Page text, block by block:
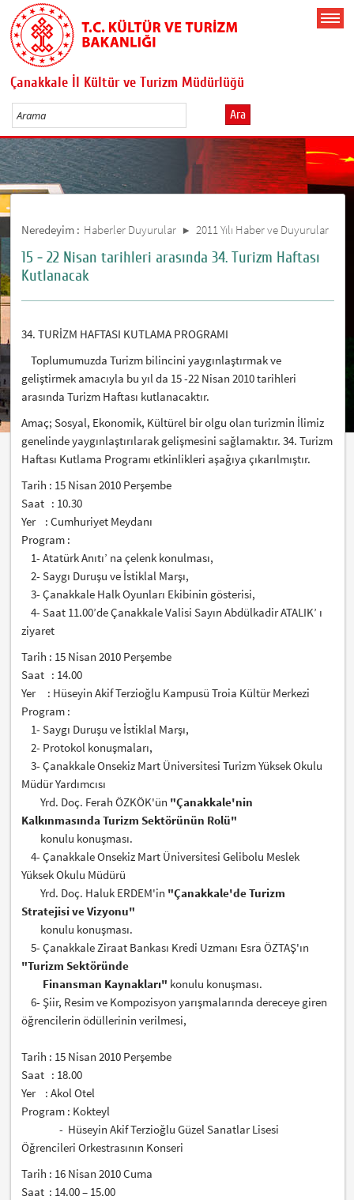
Çanakkale İl Kültür ve Turizm Müdürlüğü
Ara
Neredeyim : Haberler Duyurular 2011 Yılı Haber ve Duyurular
15 - 22 Nisan tarihleri arasında 34. Turizm Haftası
Kutlanacak
34. TURİZM HAFTASI KUTLAMA PROGRAMI
Toplumumuzda Turizm bilincini yaygınlaştırmak ve
geliştirmek amacıyla bu yıl da 15 -22 Nisan 2010 tarihleri
arasında Turizm Haftası kutlanacaktır.
Amaç; Sosyal, Ekonomik, Kültürel bir olgu olan turizmin İlimiz
genelinde yaygınlaştırılarak gelişmesini sağlamaktır. 34. Turizm
Haftası Kutlama Programı etkinlikleri aşağıya çıkarılmıştır.
Tarih : 15 Nisan 2010 Perşembe
Saat : 10.30
Yer : Cumhuriyet Meydanı
Program :
1- Atatürk Anıtı’ na çelenk konulması,
2- Saygı Duruşu ve İstiklal Marşı,
3- Çanakkale Halk Oyunları Ekibinin gösterisi,
4- Saat 11.00’de Çanakkale Valisi Sayın Abdülkadir ATALIK’ ı
ziyaret
Tarih : 15 Nisan 2010 Perşembe
Saat : 14.00
Yer : Hüseyin Akif Terzioğlu Kampusü Troia Kültür Merkezi
Program :
1- Saygı Duruşu ve İstiklal Marşı,
2- Protokol konuşmaları,
3- Çanakkale Onsekiz Mart Üniversitesi Turizm Yüksek Okulu
Müdür Yardımcısı
Yrd. Doç. Ferah ÖZKÖK'ün "Çanakkale'nin
Kalkınmasında Turizm Sektörünün Rolü"
konulu konuşması.
4- Çanakkale Onsekiz Mart Üniversitesi Gelibolu Meslek
Yüksek Okulu Müdürü
Yrd. Doç. Haluk ERDEM'in "Çanakkale'de Turizm
Stratejisi ve Vizyonu"
konulu konuşması.
5- Çanakkale Ziraat Bankası Kredi Uzmanı Esra ÖZTAŞ'ın
"Turizm Sektöründe
Finansman Kaynakları" konulu konuşması.
6- Şiir, Resim ve Kompozisyon yarışmalarında dereceye giren
öğrencilerin ödüllerinin verilmesi,
Tarih : 15 Nisan 2010 Perşembe
Saat : 18.00
Yer : Akol Otel
Program : Kokteyl
- Hüseyin Akif Terzioğlu Güzel Sanatlar Lisesi
Öğrencileri Orkestrasının Konseri
Tarih : 16 Nisan 2010 Cuma
Saat : 14.00 – 15.00